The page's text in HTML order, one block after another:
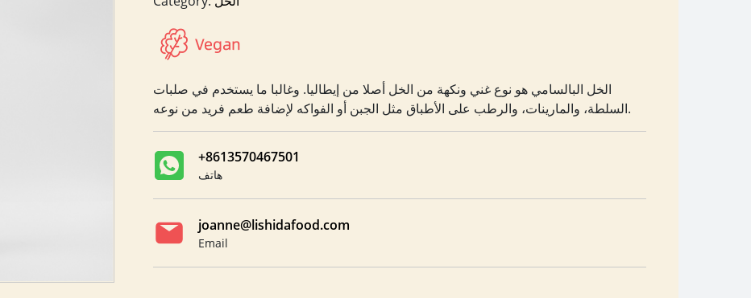
الخل البالسامي هو نوع غني ونكهة من الخل أصلا من إيطاليا. وغالبا ما يستخدم في صلبات
السلطة، والمارينات، والرطب على الأطباق مثل الجبن أو الفواكه لإضافة طعم فريد من نوعه.
+8613570467501
هاتف
joanne@lishidafood.com
Email